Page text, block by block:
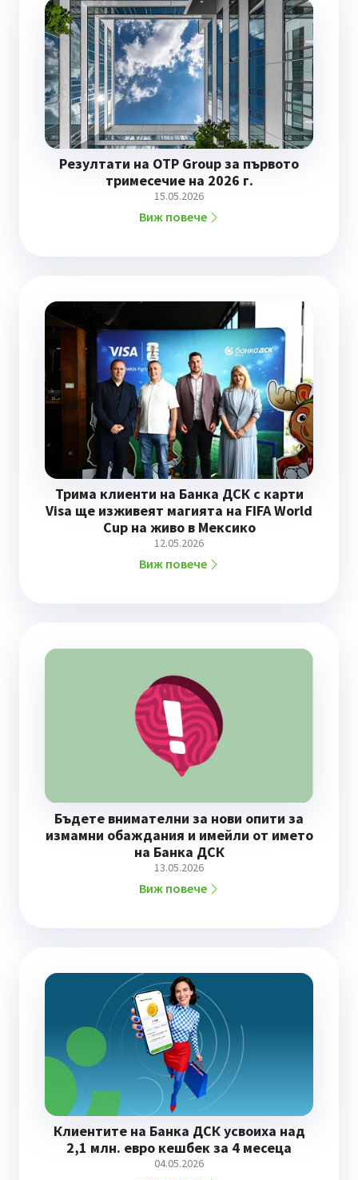
Резултати на OTP Group за първото
тримесечие на 2026 г.
15.05.2026
Виж повече
Трима клиенти на Банка ДСК с карти
Visa ще изживеят магията на FIFA World
Cup на живо в Мексико
12.05.2026
Виж повече
Бъдете внимателни за нови опити за
измамни обаждания и имейли от името
на Банка ДСК
13.05.2026
Виж повече
Клиентите на Банка ДСК усвоиха над
2,1 млн. евро кешбек за 4 месеца
04.05.2026